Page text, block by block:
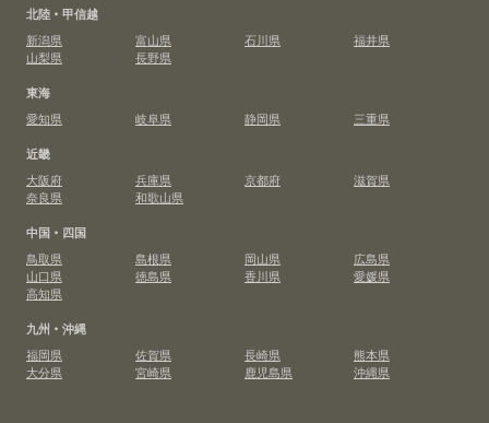
北陸・甲信越
新潟県
富山県 石川県
福井県
山梨県
長野県
東海
愛知県
岐阜県 静岡県
三重県
近畿
大阪府
兵庫県 京都府
滋賀県
奈良県
和歌山県
中国・四国
鳥取県
島根県 岡山県
広島県
山口県
徳島県 香川県
愛媛県
高知県
九州・沖縄
福岡県
佐賀県 長崎県
熊本県
大分県
宮崎県 鹿児島県 沖縄県